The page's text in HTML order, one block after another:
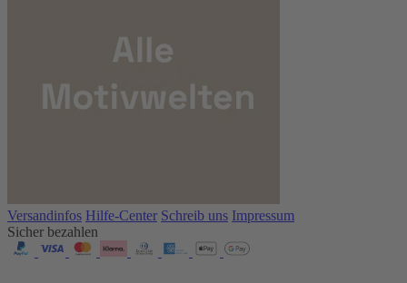
Versandinfos Hilfe-Center Schreib uns Impressum
Sicher bezahlen